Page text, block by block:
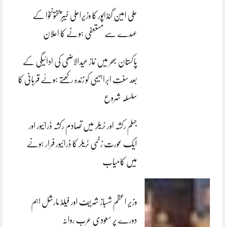
علی امین گنڈاپور کا وزیراعلیٰ خیبرپختونخوا کے
عہدے سے مستعفی ہونے کا اعلان
پاکستان بھر میں نمازِ عیدالاضحی کی ادائیگی کے
بعد سنتِ ابراہیمی کو زندہ رکھتے ہوئے قربانی کا
سلسلہ شروع
جہلم رکشہ اور ٹریلر میں تصادم رکشہ ڈرائیور اور
ایک عورت زخمی ٹریلر کا ڈرائیور فرار ہونے
میں کامیاب
وزیر اعظم شہباز شریف اور فیلڈ مارشل اہم
دورے پر سعودی عرب روانہ